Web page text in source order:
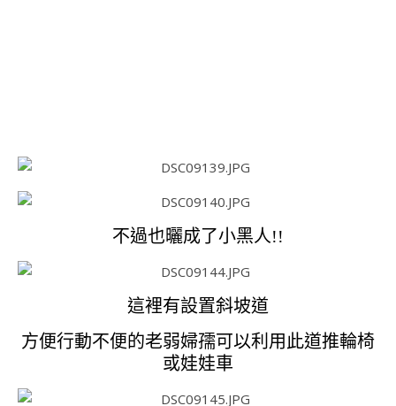
不過也曬成了小黑人!!
這裡有設置斜坡道
方便行動不便的老弱婦孺可以利用此道推輪椅
或娃娃車